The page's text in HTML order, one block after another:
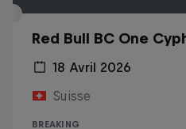
Red Bull BC One
18 Avril 2026
Suisse
BREAKING